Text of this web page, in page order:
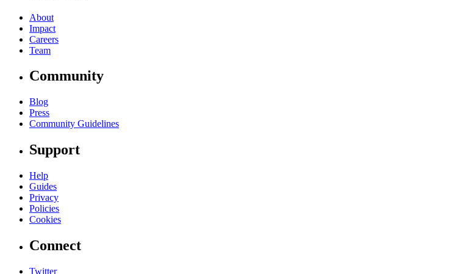
About
Impact
Careers
Team
Community
Blog
Press
Community Guidelines
Support
Help
Guides
Privacy
Policies
Cookies
Connect
Twitter